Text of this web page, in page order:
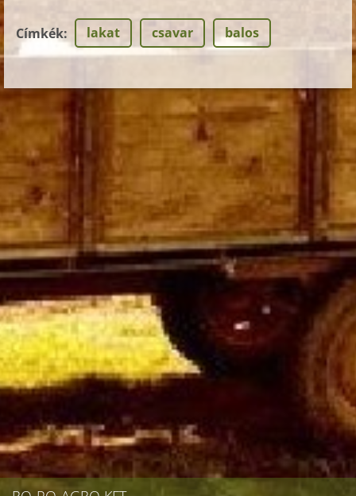
Címkék: lakat csavar balos